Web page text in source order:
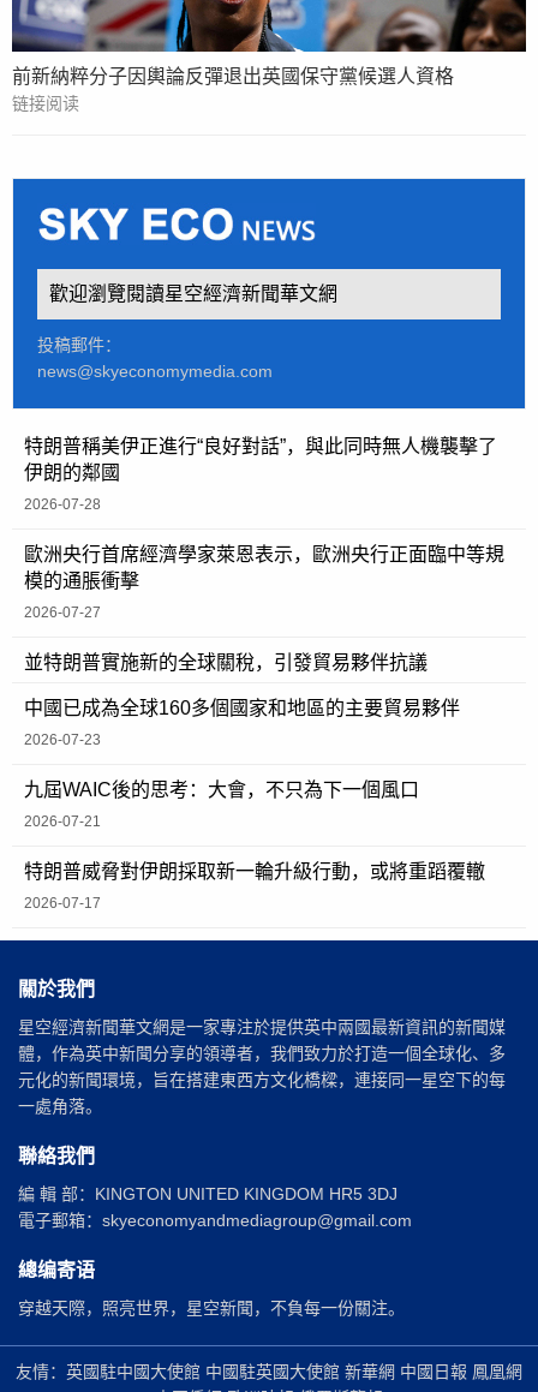
前新納粹分子因輿論反彈退出英國保守黨候選人資格
链接阅读
歡迎瀏覽閱讀星空經濟新聞華文網
投稿郵件：
news@skyeconomymedia.com
特朗普稱美伊正進行“良好對話”，與此同時無人機襲擊了
伊朗的鄰國
2026-07-28
歐洲央行首席經濟學家萊恩表示，歐洲央行正面臨中等規
模的通脹衝擊
2026-07-27
並特朗普實施新的全球關稅，引發貿易夥伴抗議
中國已成為全球160多個國家和地區的主要貿易夥伴
2026-07-23
九屆WAIC後的思考：大會，不只為下一個風口
2026-07-21
特朗普威脅對伊朗採取新一輪升級行動，或將重蹈覆轍
2026-07-17
關於我們
星空經濟新聞華文網是一家專注於提供英中兩國最新資訊的新聞媒
體，作為英中新聞分享的領導者，我們致力於打造一個全球化、多
元化的新聞環境，旨在搭建東西方文化橋樑，連接同一星空下的每
一處角落。
聯絡我們
編 輯 部：KINGTON UNITED KINGDOM HR5 3DJ
電子郵箱：skyeconomyandmediagroup@gmail.com
總编寄语
穿越天際，照亮世界，星空新聞，不負每一份關注。
友情：英國駐中國大使館 中國駐英國大使館 新華網 中國日報 鳳凰網